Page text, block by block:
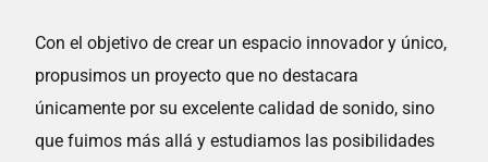
Con el objetivo de crear un espacio innovador y único,
propusimos un proyecto que no destacara
únicamente por su excelente calidad de sonido, sino
que fuimos más allá y estudiamos las posibilidades